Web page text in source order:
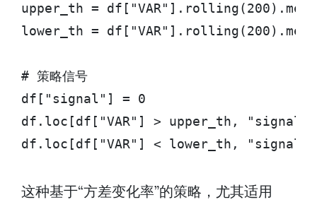
upper_th =
lower_th =
# 策略信号
df["signal"] = 0
df.loc[df["VAR"] > upper_th, "signal"] =
df.loc[df["VAR"] < lower_th, "signal"] =
这种基于“方差变化率”的策略，尤其适用